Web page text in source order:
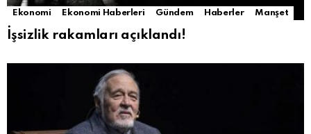
Ekonomi Ekonomi Haberleri Gündem Haberler Manşet
İşsizlik rakamları açıklandı!